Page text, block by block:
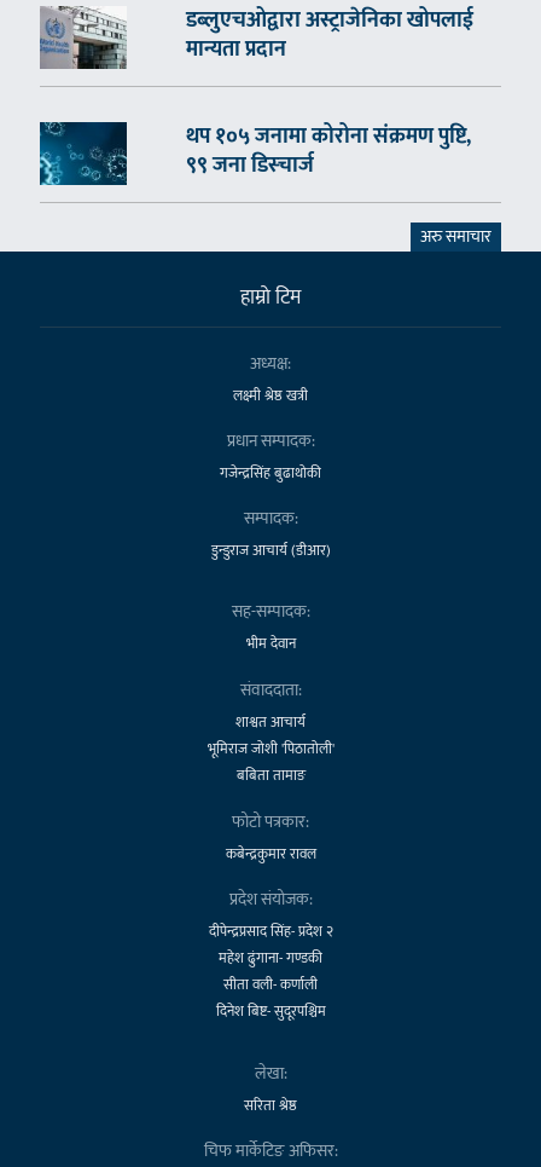
डब्लुएचओद्वारा अस्ट्राजेनिका खोपलाई
मान्यता प्रदान
थप १०५ जनामा कोरोना संक्रमण पुष्टि,
९९ जना डिस्चार्ज
अरु समाचार
हाम्राे टिम
अध्यक्ष:
लक्ष्मी श्रेष्ठ खत्री
प्रधान सम्पादक:
गजेन्द्रसिंह बुढाथोकी
सम्पादक:
डुन्डुराज आचार्य (डीआर)
सह-सम्पादक:
भीम देवान
संवाददाता:
शाश्वत आचार्य
भूमिराज जोशी 'पिठातोली'
बबिता तामाङ
फोटो पत्रकार:
कबेन्द्रकुमार रावल
प्रदेश संयोजक:
दीपेन्द्रप्रसाद सिंह- प्रदेश २
महेश ढुंगाना- गण्डकी
सीता वली- कर्णाली
दिनेश बिष्ट- सुदूरपश्चिम
लेखा:
सरिता श्रेष्ठ
चिफ मार्केटिङ अफिसर: